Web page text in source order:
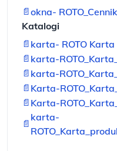
📄okna-
Katalogi
📄 karta- ROTO
📄 karta-
📄 karta-
📄 Karta-
📄 Karta-
📄
karta-